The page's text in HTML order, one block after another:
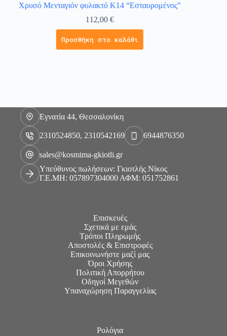
Χρυσό Μενταγιόν φυλακτό Κ14 “Εσταυρομένος”
112,00€
Προσθήκη στο καλάθι
Εγνατία 44, Θεσσαλονίκη
2310524850, 2310542169 6944876350
sales@kosmima-gkiotli.gr
Υπεύθυνος πωλήσεων: Γκιοτλής Νίκος
Γ.Ε.ΜΗ: 057897304000 ΑΦΜ: 051752861
Επισκευές
Σχετικά με εμάς
Τρόποι Πληρωμής
Αποστολές & Επιστροφές
Επικοινωνήστε μαζί μας
Όροι Χρήσης
Πολιτική Απορρήτου
Οδηγοί Μεγεθών
Υπαναχώρηση Παραγγελίας
Ρολόγια